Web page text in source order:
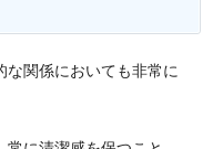
な関係においても非常に